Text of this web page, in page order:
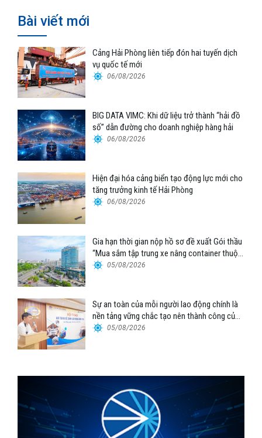
Bài viết mới
Cảng Hải Phòng liên tiếp đón hai tuyến dịch
vụ quốc tế mới
06/08/2026
BIG DATA VIMC: Khi dữ liệu trở thành “hải đồ
số” dẫn đường cho doanh nghiệp hàng hải
06/08/2026
Hiện đại hóa cảng biển tạo động lực mới cho
tăng trưởng kinh tế Hải Phòng
06/08/2026
Gia hạn thời gian nộp hồ sơ đề xuất Gói thầu
“Mua sắm tập trung xe nâng container thuộc
Tổng công ty Hàng hải Việt Nam – CTCP”
05/08/2026
Sự an toàn của mỗi người lao động chính là
nền tảng vững chắc tạo nên thành công của
Cảng Đà Nẵng
05/08/2026